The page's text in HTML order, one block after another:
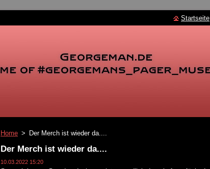
Home > Der Merch ist wieder da....
Der Merch ist wieder da....
10.03.2022 15:20
Startseite